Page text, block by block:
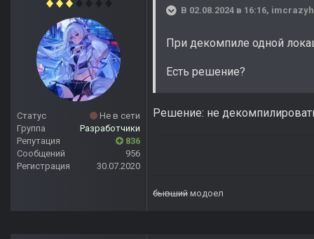
Статус
Не в сети
Группа
Разработчики
Репутация
836
Сообщений
956
Регистрация
30.07.2020
В 02.08.2024 в 16:16,
При декомпиле одной
Есть решение?
Решение: не
бывший модоел